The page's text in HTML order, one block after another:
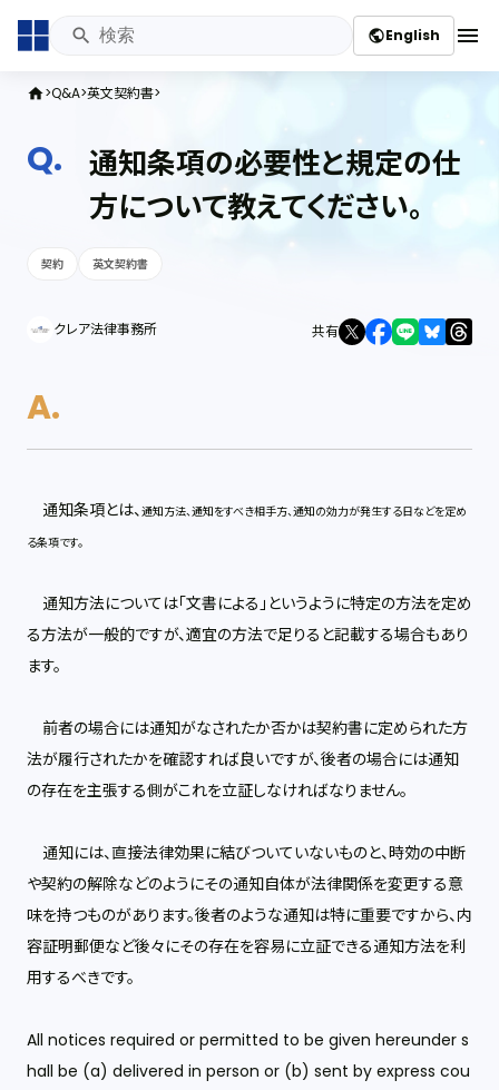
publicEnglish menu
home Q&A 英文契約書
通知条項の必要性と規定の仕
方について教えてください。
契約 英文契約書
クレア法律事務所 共有
通知条項とは、通知方法、通知をすべき相手方、通知の効力が発生する日などを定め
る条項です。
通知方法については「文書による」というように特定の方法を定め
る方法が一般的ですが、適宜の方法で足りると記載する場合もあり
ます。
前者の場合には通知がなされたか否かは契約書に定められた方
法が履行されたかを確認すれば良いですが、後者の場合には通知
の存在を主張する側がこれを立証しなければなりません。
通知には、直接法律効果に結びついていないものと、時効の中断
や契約の解除などのようにその通知自体が法律関係を変更する意
味を持つものがあります。後者のような通知は特に重要ですから、内
容証明郵便など後々にその存在を容易に立証できる通知方法を利
用するべきです。
All notices required or permitted to be given hereunder s
hall be (a) delivered in person or (b) sent by express cou